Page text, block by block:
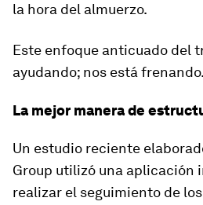
la hora del almuerzo.
Este enfoque anticuado del
ayudando; nos está frenando.
La mejor manera de
Un estudio reciente
Group utilizó una aplicación
realizar el seguimiento de